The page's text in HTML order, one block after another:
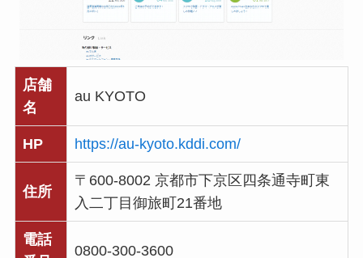
店舗
名
au KYOTO
HP https://au-kyoto.kddi.com/
住所
〒600-8002 京都市下京区四条通寺町東
入二丁目御旅町21番地
電話
0800-300-3600